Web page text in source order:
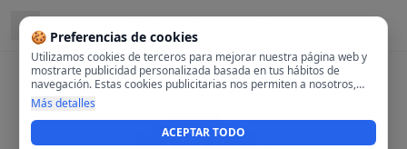
🍪 Preferencias de cookies
Utilizamos cookies de terceros para mejorar nuestra página web y
mostrarte publicidad personalizada basada en tus hábitos de
navegación. Estas cookies publicitarias nos permiten a nosotros,
analizar tu navegación en nuestra página y en internet para
mostrarte anuncios relevantes para ti. Al activarlas, aceptas el uso
de cookies para fines publicitarios y la recopilación y tratamiento de
tus datos de navegación, incluyendo la posible compartición de
Más detalles
ACEPTAR TODO